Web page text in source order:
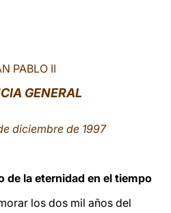
PABLO II
GENERAL
diciembre de 1997
de la eternidad en el tiempo
los dos mil años del